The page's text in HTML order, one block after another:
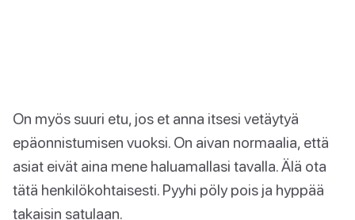
On myös suuri etu, jos et anna itsesi vetäytyä
epäonnistumisen vuoksi. On aivan normaalia, että
asiat eivät aina mene haluamallasi tavalla. Älä ota
tätä henkilökohtaisesti. Pyyhi pöly pois ja hyppää
takaisin satulaan.